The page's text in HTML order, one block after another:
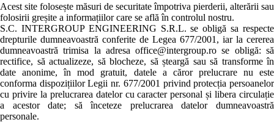
Acest site folosește măsuri de securitate împotriva pierderii, alterării sau
folosirii greșite a informațiilor care se află în controlul nostru.
S.C. INTERGROUP ENGINEERING S.R.L. se obligă sa respecte
drepturile dumneavoastră conferite de Legea 677/2001, iar la cererea
dumneavoastră trimisa la adresa office@intergroup.ro se obligă: să
rectifice, să actualizeze, să blocheze, să șteargă sau să transforme în
date anonime, în mod gratuit, datele a căror prelucrare nu este
conforma dispozițiilor Legii nr. 677/2001 privind protecția persoanelor
cu privire la prelucrarea datelor cu caracter personal și libera circulație
a acestor date; să înceteze prelucrarea datelor dumneavoastră
personale.